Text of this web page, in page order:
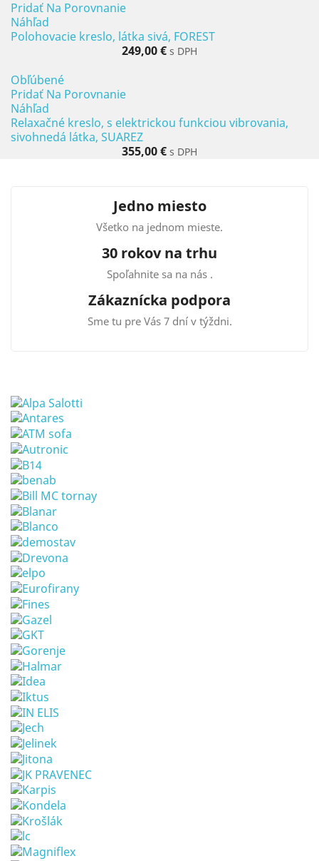
Pridať Na Porovnanie
Náhľad
Polohovacie kreslo, látka sivá, FOREST
249,00 € s DPH
Obľúbené
Pridať Na Porovnanie
Náhľad
Relaxačné kreslo, s elektrickou funkciou vibrovania,
sivohnedá látka, SUAREZ
355,00 € s DPH
Jedno miesto
Všetko na jednom mieste.
30 rokov na trhu
Spoľahnite sa na nás .
Zákaznícka podpora
Sme tu pre Vás 7 dní v týždni.